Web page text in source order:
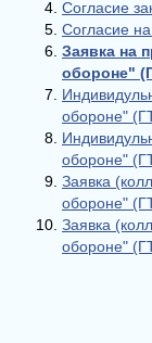
Согласие
Согласие
Заявка на
обороне"
обороне"
обороне"
Заявка
обороне"
Заявка
обороне"